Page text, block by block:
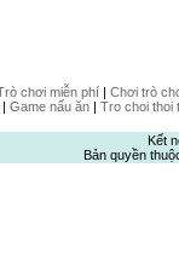
chơi miễn phí| Chơi trò
Game nấu ăn| Tro choi thoi
Kết
Bản quyền